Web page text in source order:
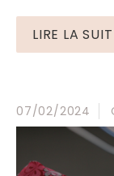
LIRE LA
07/02/2024